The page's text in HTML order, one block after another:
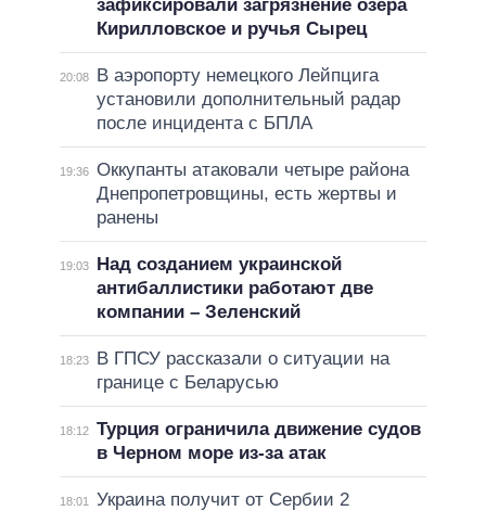
зафиксировали загрязнение озера
Кирилловское и ручья Сырец
20:08
В аэропорту немецкого Лейпцига
установили дополнительный радар
после инцидента с БПЛА
19:36 Оккупанты атаковали четыре района
Днепропетровщины, есть жертвы и
ранены
19:03
Над созданием украинской
антибаллистики работают две
компании – Зеленский
18:23
В ГПСУ рассказали о ситуации на
границе с Беларусью
18:12 Турция ограничила движение судов
в Черном море из-за атак
18:01
Украина получит от Сербии 2